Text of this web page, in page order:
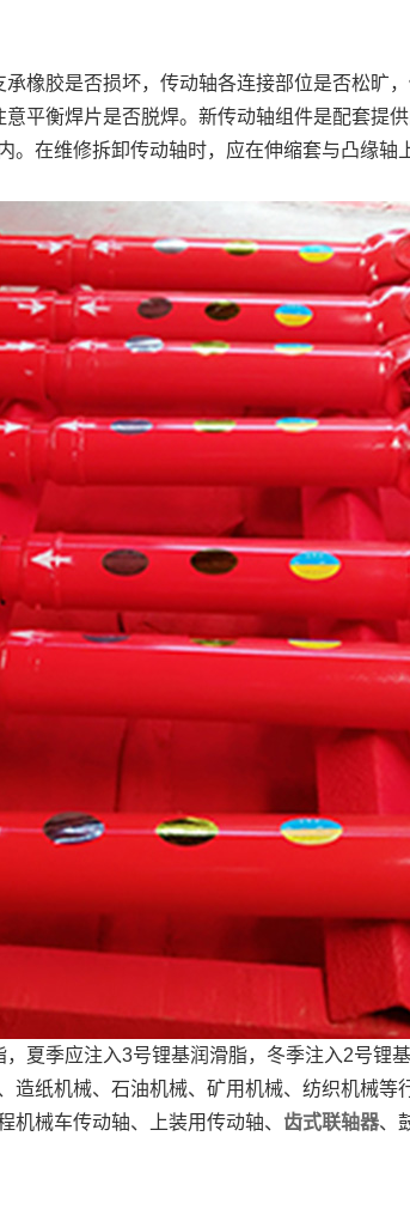
橡胶是否损坏，传动轴各连接部位是否松旷，
平衡焊片是否脱焊。新传动轴组件是配套提
。在维修拆卸传动轴时，应在伸缩套与凸缘轴
夏季应注入3号锂基润滑脂，冬季注入2号锂
造纸机械、石油机械、矿用机械、纺织机械等
机械车传动轴、上装用传动轴、 齿式联轴器、